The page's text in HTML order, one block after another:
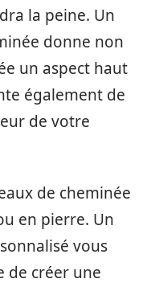
la peine. Un
donne non
un aspect haut
également de
de votre
de cheminée
en pierre. Un
vous
de créer une